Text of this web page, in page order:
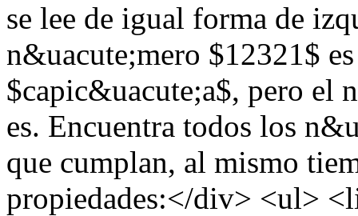
se lee de igual forma de
n&uacute;mero $12321$
$capic&uacute;a$, pero el
es. Encuentra todos los
que cumplan, al mismo
propiedades:</div> <ul>